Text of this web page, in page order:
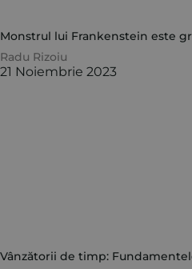
Monstrul lui Frankenstein este
Radu Rizoiu
21 Noiembrie 2023
Vânzătorii de timp: